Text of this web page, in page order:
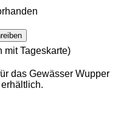
mit Tageskarte)
das Gewässer Wupper